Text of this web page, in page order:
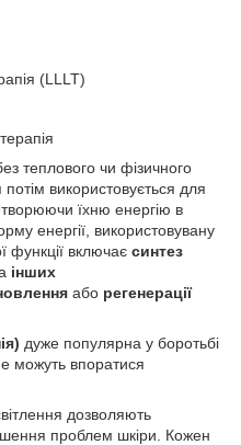
(LLLT)
теплового чи фізичного
використовується для
їхню енергію в
енергії, використовувану
функції включає синтез
інших
або регенерації
) дуже популярна у боротьбі
можуть впоратися
дозволяють
проблем шкіри. Кожен